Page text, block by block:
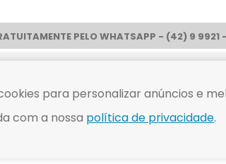
PELO WHATSAPP - (42) 9 9921
para personalizar anúncios e
com a nossa política de privacidade.